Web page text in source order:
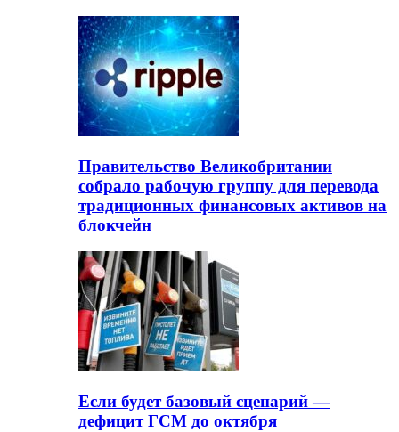
Правительство Великобритании
собрало рабочую группу для перевода
традиционных финансовых активов на
блокчейн
Если будет базовый сценарий —
дефицит ГСМ до октября